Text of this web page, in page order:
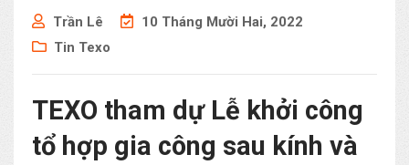
Trần Lê
10 Tháng Mười Hai, 2022
Tin Texo
TEXO tham dự Lễ khởi công
tổ hợp gia công sau kính và